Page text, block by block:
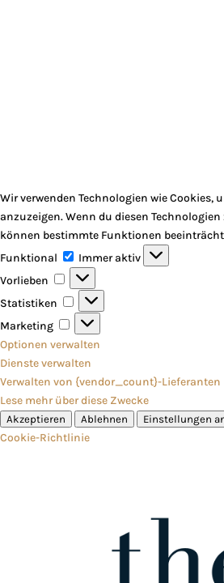
Wir verwenden Technologien wie
anzuzeigen. Wenn du diesen
können bestimmte Funktionen
Funktional
Funktional
Immer aktiv
Vorlieben
Vorlieben
Statistiken
Statistiken
Marketing
Marketing
Optionen verwalten
Dienste verwalten
Verwalten von {vendor_count}-Lieferanten
Lese mehr über diese Zwecke
Akzeptieren Ablehnen Einstellungen
Cookie-Richtlinie